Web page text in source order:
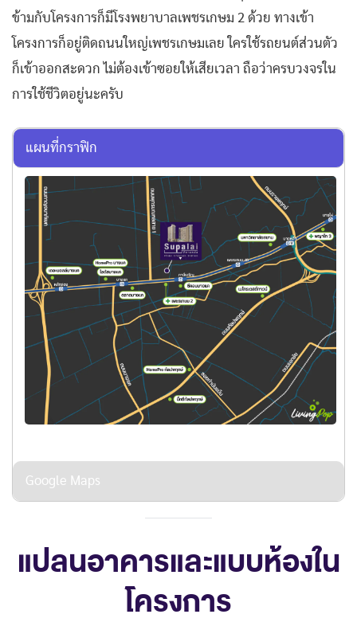
ข้ามกับโครงการก็มีโรงพยาบาลเพชรเกษม 2 ด้วย ทางเข้า
โครงการก็อยู่ติดถนนใหญ่เพชรเกษมเลย ใครใช้รถยนต์ส่วนตัว
ก็เข้าออกสะดวก ไม่ต้องเข้าซอยให้เสียเวลา ถือว่าครบวงจรใน
การใช้ชีวิตอยู่นะครับ
แผนที่กราฟิก
Google Maps
แปลนอาคารและแบบห้องใน
โครงการ